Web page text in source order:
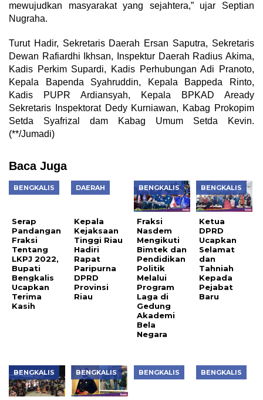
mewujudkan masyarakat yang sejahtera,” ujar Septian
Nugraha.
Turut Hadir, Sekretaris Daerah Ersan Saputra, Sekretaris
Dewan Rafiardhi Ikhsan, Inspektur Daerah Radius Akima,
Kadis Perkim Supardi, Kadis Perhubungan Adi Pranoto,
Kepala Bapenda Syahruddin, Kepala Bappeda Rinto,
Kadis PUPR Ardiansyah, Kepala BPKAD Aready
Sekretaris Inspektorat Dedy Kurniawan, Kabag Prokopim
Setda Syafrizal dam Kabag Umum Setda Kevin.
(**/Jumadi)
Baca Juga
BENGKALIS
Serap
Pandangan
Fraksi
Tentang
LKPJ 2022,
Bupati
Bengkalis
Ucapkan
Terima
Kasih
DAERAH
Kepala
Kejaksaan
Tinggi Riau
Hadiri
Rapat
Paripurna
DPRD
Provinsi
Riau
BENGKALIS
Fraksi
Nasdem
Mengikuti
Bimtek dan
Pendidikan
Politik
Melalui
Program
Laga di
Gedung
Akademi
Bela
Negara
BENGKALIS
Ketua
DPRD
Ucapkan
Selamat
dan
Tahniah
Kepada
Pejabat
Baru
BENGKALIS BENGKALIS BENGKALIS BENGKALIS